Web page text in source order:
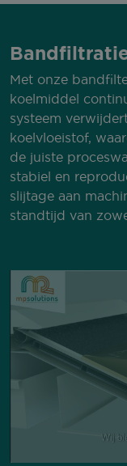
Met onze
koelmiddel
systeem
koelvloeistof,
de juiste
stabiel en
slijtage aan
standtijd van